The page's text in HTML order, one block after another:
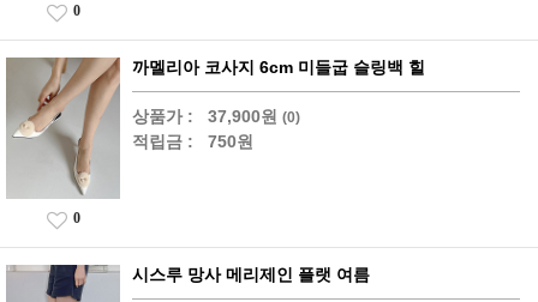
0
까멜리아 코사지 6cm 미들굽 슬링백 힐
상품가 : 37,900원 (0)
적립금 : 750원
0
시스루 망사 메리제인 플랫 여름